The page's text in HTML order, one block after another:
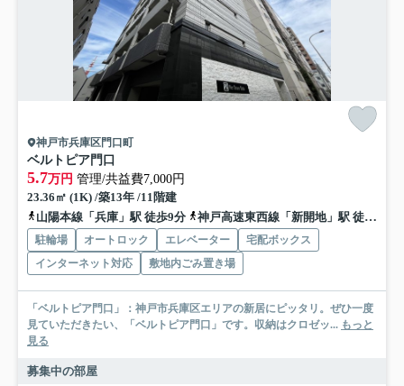
神戸市兵庫区門口町
ベルトピア門口
5.7万円 管理/共益費7,000円
23.36㎡ (1K) /築13年 /11階建
山陽本線「兵庫」駅 徒歩9分
神戸高速東西線「新開地」駅 徒歩12分
駐輪場 オートロック エレベーター
宅配ボックス
インターネット対応
敷地内ごみ置き場
「ベルトピア門口」：神戸市兵庫区エリアの新居にピッタリ。ぜひ一度
見ていただきたい、「ベルトピア門口」です。収納はクロゼッ... もっと
見る
募集中の部屋